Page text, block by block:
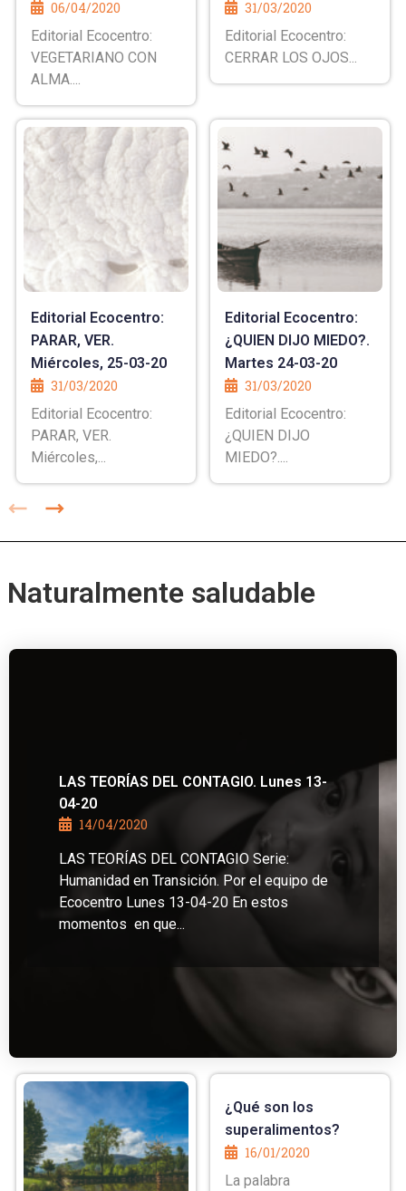
06/04/2020
Editorial Ecocentro:
VEGETARIANO CON
ALMA....
31/03/2020
Editorial Ecocentro:
CERRAR LOS OJOS...
Editorial Ecocentro:
PARAR, VER.
Miércoles, 25-03-20
31/03/2020
Editorial Ecocentro:
PARAR, VER.
Miércoles,...
Editorial Ecocentro:
¿QUIEN DIJO MIEDO?.
Martes 24-03-20
31/03/2020
Editorial Ecocentro:
¿QUIEN DIJO
MIEDO?....
Naturalmente saludable
LAS TEORÍAS DEL CONTAGIO. Lunes 13-
04-20
14/04/2020
LAS TEORÍAS DEL CONTAGIO Serie:
Humanidad en Transición. Por el equipo de
Ecocentro Lunes 13-04-20 En estos
momentos en que...
¿Qué son los
superalimentos?
16/01/2020
La palabra